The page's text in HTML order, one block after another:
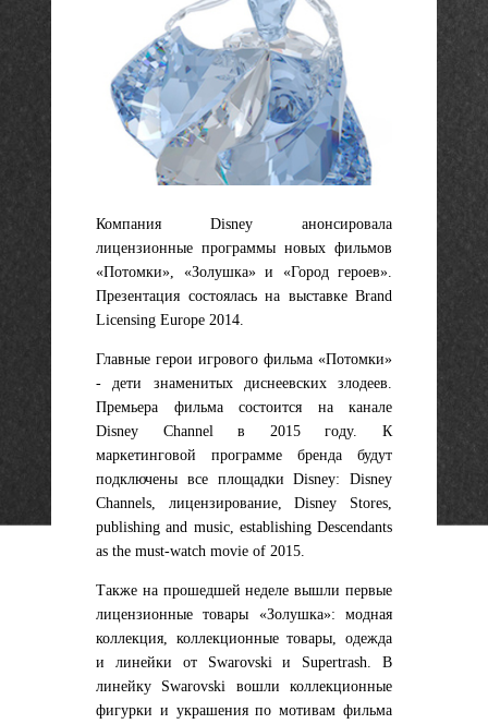
Компания Disney анонсировала
лицензионные программы новых фильмов
«Потомки», «Золушка» и «Город героев».
Презентация состоялась на выставке Brand
Licensing Europe 2014.
Главные герои игрового фильма «Потомки»
- дети знаменитых диснеевских злодеев.
Премьера фильма состоится на канале
Disney Channel в 2015 году. К
маркетинговой программе бренда будут
подключены все площадки Disney: Disney
Channels, лицензирование, Disney Stores,
publishing and music, establishing Descendants
as the must-watch movie of 2015.
Также на прошедшей неделе вышли первые
лицензионные товары «Золушка»: модная
коллекция, коллекционные товары, одежда
и линейки от Swarovski и Supertrash. В
линейку Swarovski вошли коллекционные
фигурки и украшения по мотивам фильма